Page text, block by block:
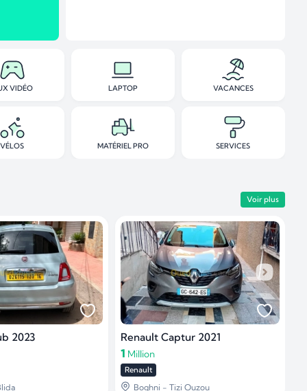
VIDÉO
VÉLOS
LAPTOP
MATÉRIEL PRO
VACANCES
SERVICES
Voir plus
2023 Renault Captur 2021
1 Million
Renault
Boghni - Tizi Ouzou